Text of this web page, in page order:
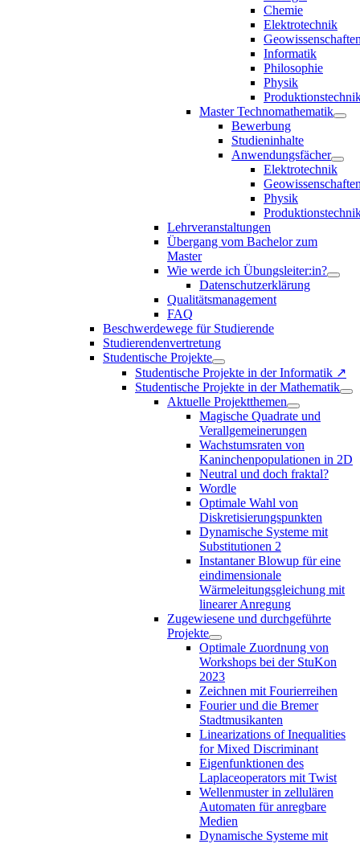
Chemie
Elektrotechnik
Informatik
Philosophie
Physik
Master Technomathematik
Bewerbung
Studieninhalte
Anwendungsfächer
Elektrotechnik
Physik
Lehrveranstaltungen
Übergang vom Bachelor zum
Master
Wie werde ich Übungsleiter:in?
Datenschutzerklärung
Qualitätsmanagement
FAQ
Beschwerdewege für Studierende
Studierendenvertretung
Studentische Projekte
Studentische Projekte in der Informatik ↗
Studentische Projekte in der Mathematik
Aktuelle Projektthemen
Magische Quadrate und
Verallgemeinerungen
Wachstumsraten von
Kaninchenpopulationen in 2D
Neutral und doch fraktal?
Wordle
Optimale Wahl von
Diskretisierungspunkten
Dynamische Systeme mit
Substitutionen 2
Instantaner Blowup für eine
eindimensionale
Wärmeleitungsgleichung mit
linearer Anregung
Zugewiesene und durchgeführte
Projekte
Optimale Zuordnung von
Workshops bei der StuKon
2023
Zeichnen mit Fourierreihen
Fourier und die Bremer
Stadtmusikanten
Linearizations of Inequalities
for Mixed Discriminant
Eigenfunktionen des
Laplaceoperators mit Twist
Wellenmuster in zellulären
Automaten für anregbare
Medien
Dynamische Systeme mit